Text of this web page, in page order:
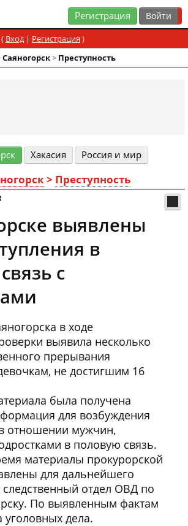
Регистрация
( Вход| Регистрация )
Cаяногорск> Преступность
Хакасия Россия и мир
> Преступность
выявлены
в
с
в ходе
выявила несколько
прерывания
не достигшим 16
была получена
для возбуждения
отношении мужчин,
в половую связь.
материалы прокурорской
для дальнейшего
следственный отдел ОВД по
По выявленным фактам
уголовных дела.